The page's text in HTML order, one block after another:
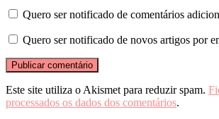
Quero ser notificado de comentários
Quero ser notificado de novos artigos por
Este site utiliza o Akismet para reduzir spam.
processados os dados dos comentários.